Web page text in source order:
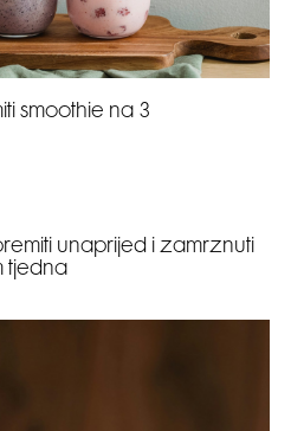
smoothie na 3
unaprijed i zamrznuti
tjedna